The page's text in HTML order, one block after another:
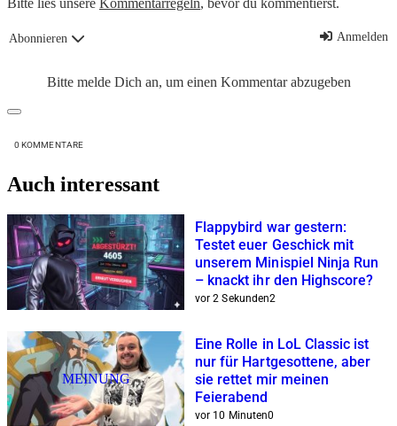
Bitte lies unsere Kommentarregeln, bevor du kommentierst.
Abonnieren Anmelden
Bitte melde Dich an, um einen Kommentar abzugeben
0 KOMMENTARE
Auch interessant
Flappybird war gestern:
Testet euer Geschick mit
unserem Minispiel Ninja Run
– knackt ihr den Highscore?
vor 2 Sekunden2
MEINUNG
Eine Rolle in LoL Classic ist
nur für Hartgesottene, aber
sie rettet mir meinen
Feierabend
vor 10 Minuten0